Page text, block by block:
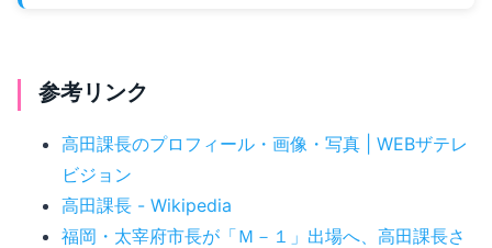
参考リンク
高田課長のプロフィール・画像・写真 | WEBザテレ
ビジョン
高田課長 - Wikipedia
福岡・太宰府市長が「Ｍ－１」出場へ、高田課長さ